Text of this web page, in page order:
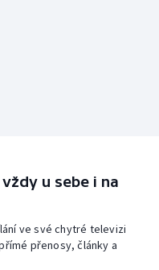
u sebe i na
ve své chytré televizi
přenosy, články a